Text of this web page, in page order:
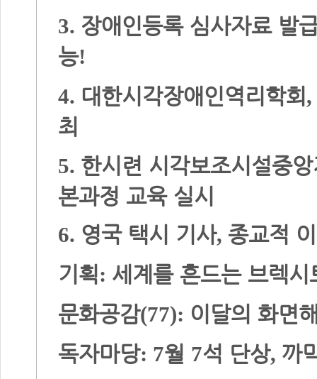
3. 장애인등록 심사자료 발
능!
4. 대한시각장애인역리학회 ,
최
5. 한시련 시각보조시설중
본과정 교육 실시
6. 영국 택시 기사, 종교적
기획: 세계를 흔드는 브렉시
문화공감(77): 이달의 화면
독자마당: 7월 7석 단상, 까